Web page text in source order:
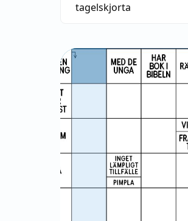
tagelskjorta